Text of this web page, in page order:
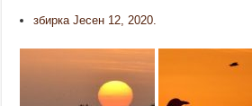
збирка Јесен 12, 2020.